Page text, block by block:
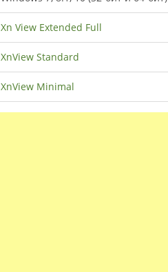
Xn View Extended Full
XnView Standard
XnView Minimal